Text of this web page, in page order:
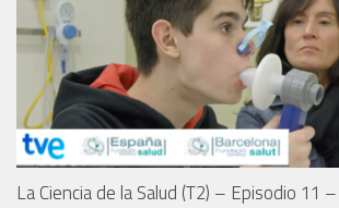
La Ciencia de la Salud (T2) – Episodio 11